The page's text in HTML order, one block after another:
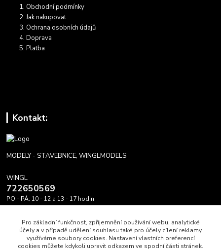
Obchodní podmínky
Jak nakupovat
Ochrana osobních údajů
Doprava
Platba
Kontakt:
MODELY - STAVEBNICE, WINGLMODELS
WINGL
722650569
PO - PÁ: 10 - 12 a 13 - 17 hodin
Pro základní funkčnost, zpříjemnění používání webu, analytické
účely a v případě udělení souhlasu také pro účely cílení reklamy
využíváme soubory cookies. Nastavení vlastních preferencí
cookies můžete kdykoli upravit odkazem ve spodní části stránek.